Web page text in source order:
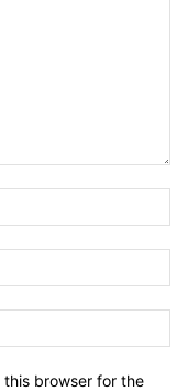
this browser for the